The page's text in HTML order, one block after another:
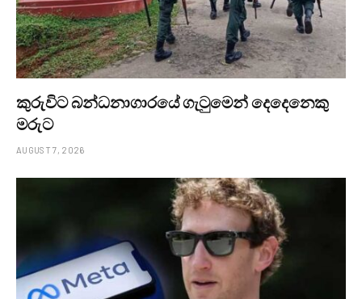
කුරුවිට බන්ධනාගාරයේ ගැටුමෙන් දෙදෙනෙකු
මරුට
AUGUST 7, 2026